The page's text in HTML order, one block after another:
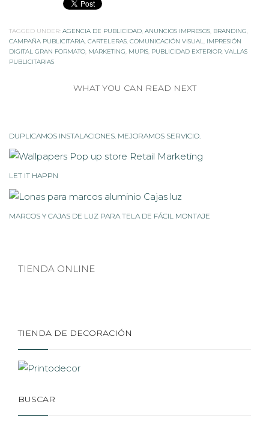
TAGGED UNDER: AGENCIA DE PUBLICIDAD ANUNCIOS IMPRESOS BRANDING
CAMPAÑA PUBLICITARIA CARTELERAS COMUNICACIÓN VISUAL IMPRESIÓN
DIGITAL GRAN FORMATO MARKETING MUPIS PUBLICIDAD EXTERIOR VALLAS
PUBLICITARIAS
WHAT YOU CAN READ NEXT
DUPLICAMOS INSTALACIONES. MEJORAMOS SERVICIO.
LET IT HAPPN
MARCOS Y CAJAS DE LUZ PARA TELA DE FÁCIL MONTAJE
TIENDA ONLINE
TIENDA DE DECORACIÓN
BUSCAR